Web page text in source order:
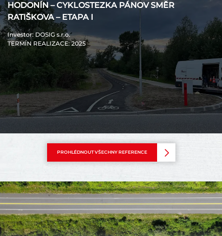
HODONÍN – CYKLOSTEZKA PÁNOV SMĚR
RATIŠKOVA – ETAPA I
Investor: DOSIG s.r.o.
TERMÍN REALIZACE: 2025
PROHLÉDNOUT VŠECHNY REFERENCE